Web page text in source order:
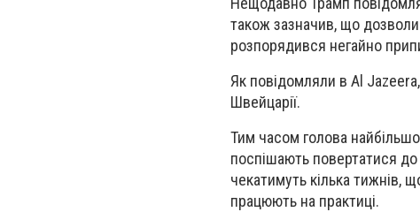
також зазначив, що
розпорядився негайно
Як повідомляли в Al
Швейцарії.
Тим часом голова
поспішають повертатися
чекатимуть кілька тижнів,
працюють на практиці.